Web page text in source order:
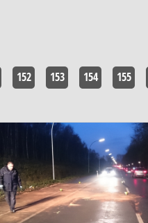
152 153 154 155